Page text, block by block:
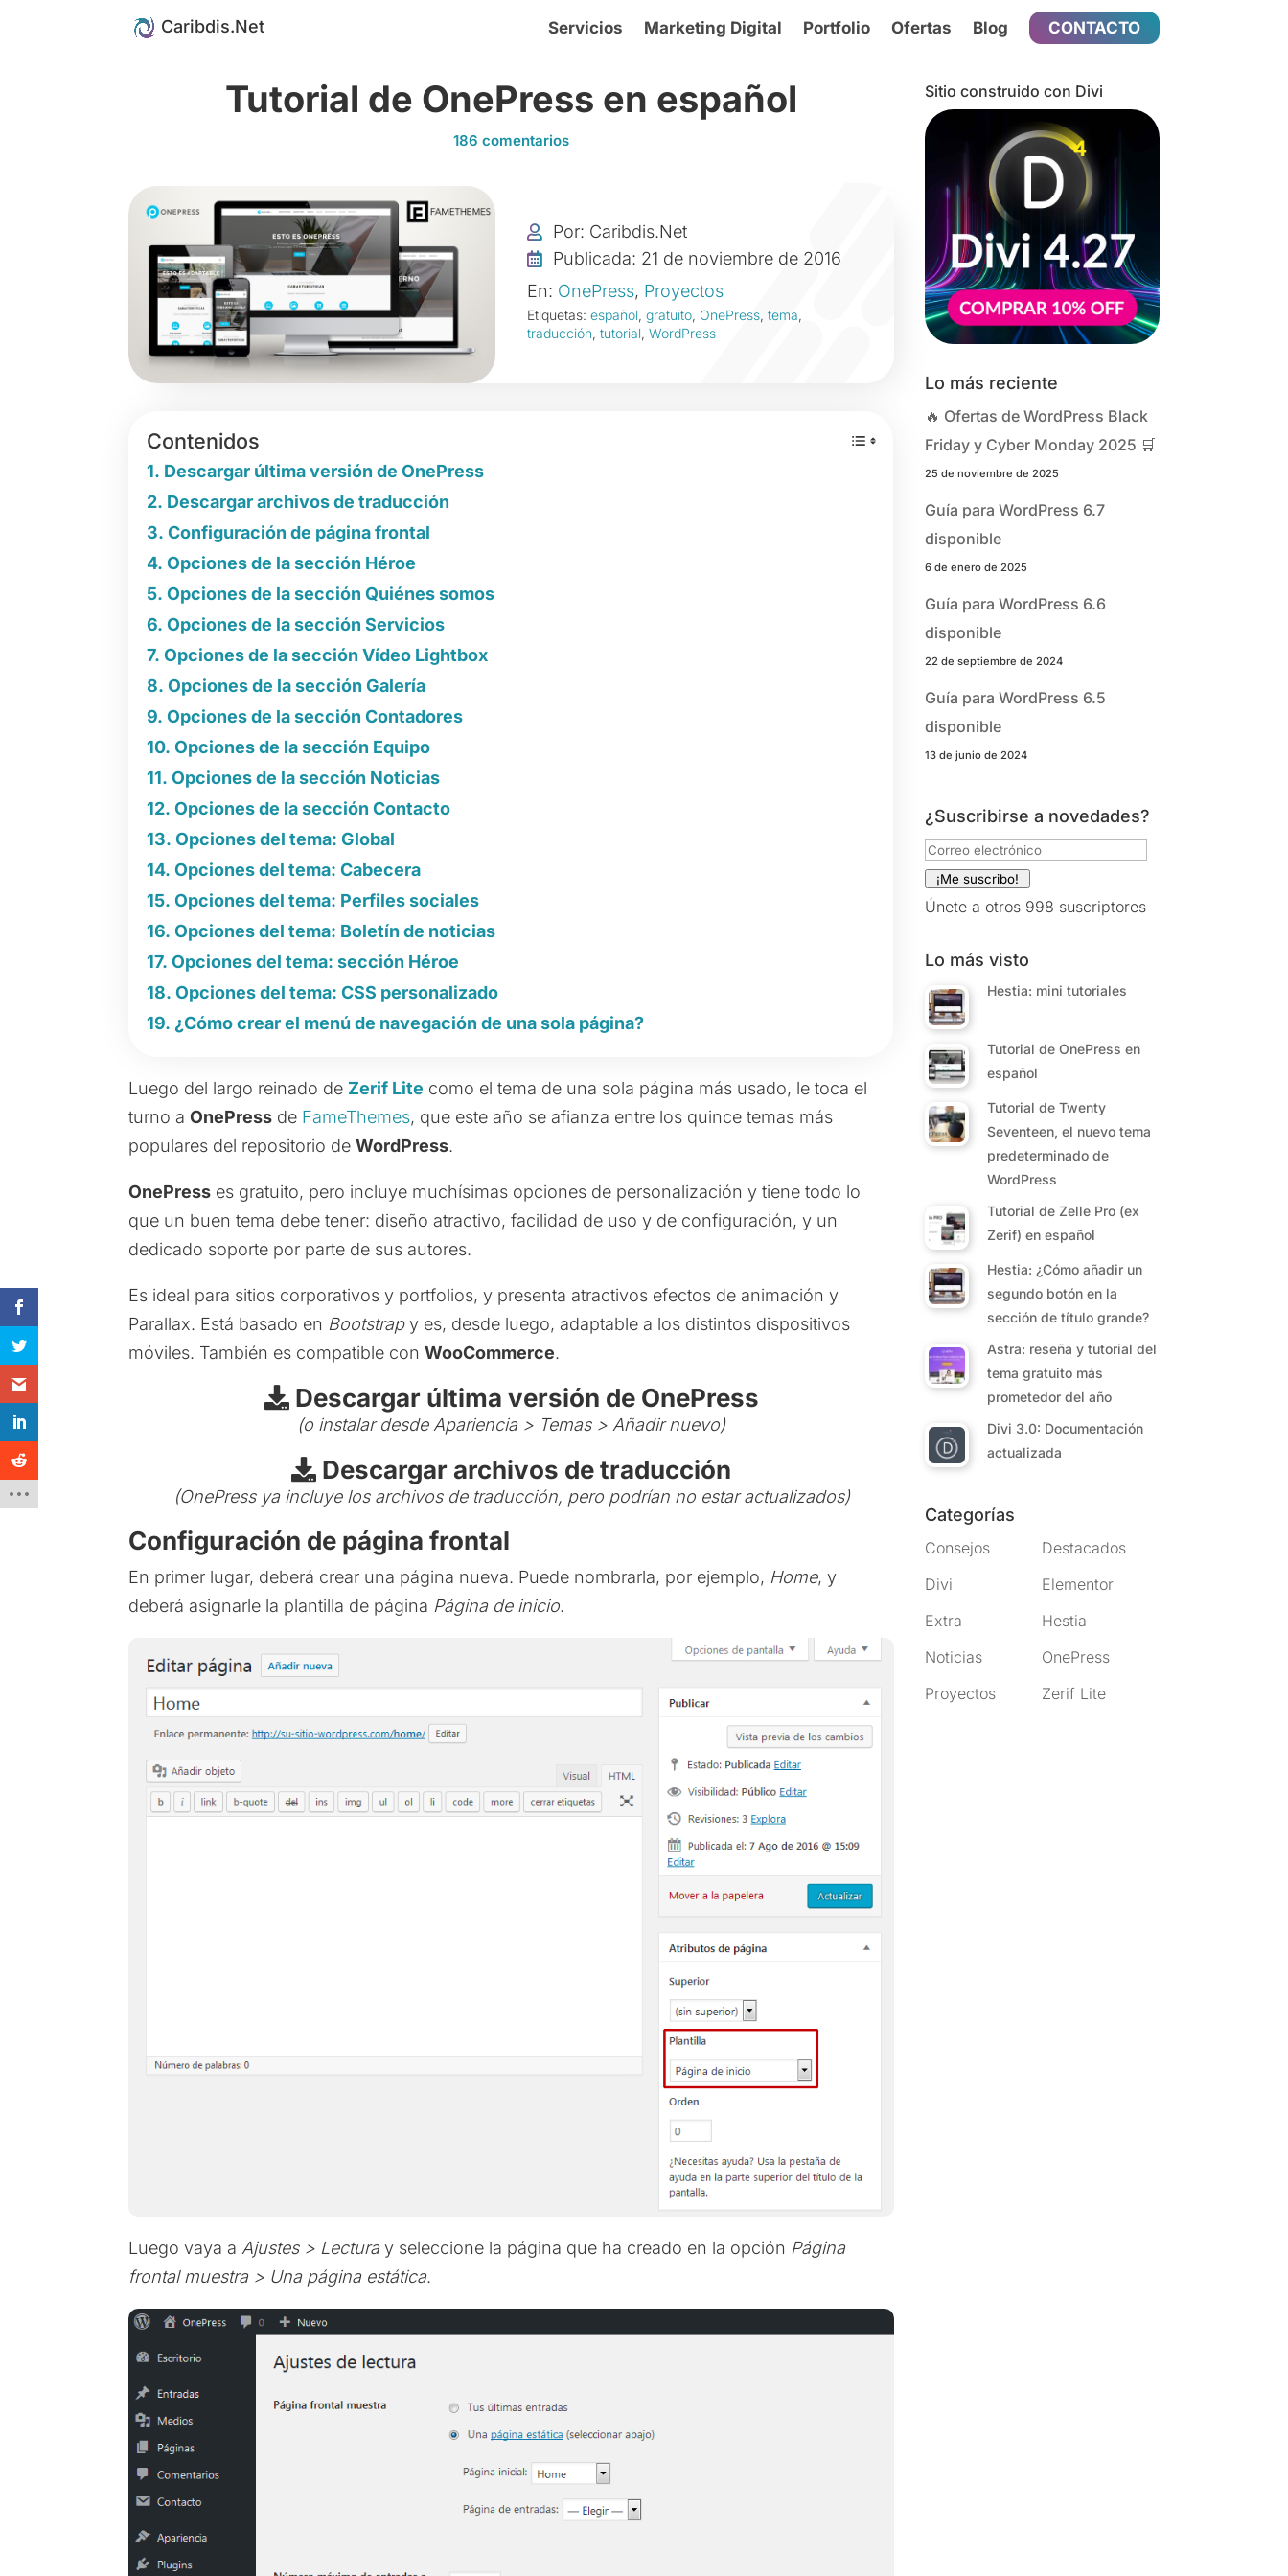
Servicios Marketing Digital Portfolio Ofertas Blog CONTACTO
Tutorial de OnePress en español
186 comentarios
 Por: Caribdis.Net

Publicada: 21 de noviembre de 2016
En: OnePress, Proyectos
Etiquetas: español, gratuito, OnePress, tema,
traducción, tutorial, WordPress
Contenidos
Descargar última versión de OnePress
Descargar archivos de traducción
Configuración de página frontal
Opciones de la sección Héroe
Opciones de la sección Quiénes somos
Opciones de la sección Servicios
Opciones de la sección Vídeo Lightbox
Opciones de la sección Galería
Opciones de la sección Contadores
Opciones de la sección Equipo
Opciones de la sección Noticias
Opciones de la sección Contacto
Opciones del tema: Global
Opciones del tema: Cabecera
Opciones del tema: Perfiles sociales
Opciones del tema: Boletín de noticias
Opciones del tema: sección Héroe
Opciones del tema: CSS personalizado
¿Cómo crear el menú de navegación de una sola página?
Luego del largo reinado de Zerif Lite como el tema de una sola página más usado, le toca el
turno aOnePress de FameThemes, que este año se afianza entre los quince temas más
populares del repositorio deWordPress.
OnePress es gratuito, pero incluye muchísimas opciones de personalización y tiene todo lo
que un buen tema debe tener: diseño atractivo, facilidad de uso y de configuración, y un
dedicado soporte por parte de sus autores.
Es ideal para sitios corporativos y portfolios, y presenta atractivos efectos de animación y
Parallax. Está basado en Bootstrapy es, desde luego, adaptable a los distintos dispositivos
móviles. También es compatible conWooCommerce.
Descargar última versión de OnePress
(o instalar desdeApariencia > Temas > Añadir nuevo)
Descargar archivos de traducción
(OnePress ya incluye los archivos de traducción, pero podrían no estar actualizados)
Configuración de página frontal
En primer lugar, deberá crear una página nueva. Puede nombrarla, por ejemplo, Home, y
deberá asignarle la plantilla de página Página de inicio.
Luego vaya a Ajustes > Lecturay seleccione la página que ha creado en la opción Página
frontal muestra > Una página estática.
Sitio construido con Divi
Lo más reciente
🔥 Ofertas de WordPress Black
Friday y Cyber Monday 2025 🛒
25 de noviembre de 2025
Guía para WordPress 6.7
disponible
6 de enero de 2025
Guía para WordPress 6.6
disponible
22 de septiembre de 2024
Guía para WordPress 6.5
disponible
13 de junio de 2024
¿Suscribirse a novedades?
Correo
electrónico
¡Me suscribo!
Únete a otros 998 suscriptores
Lo más visto
Hestia: mini tutoriales
Tutorial de OnePress en
español
Tutorial de Twenty
Seventeen, el nuevo tema
predeterminado de
WordPress
Tutorial de Zelle Pro (ex
Zerif) en español
Hestia: ¿Cómo añadir un
segundo botón en la
sección de título grande?
Astra: reseña y tutorial del
tema gratuito más
prometedor del año
Divi 3.0: Documentación
actualizada
Categorías
Consejos
Destacados
Divi
Elementor
Extra
Hestia
Noticias
OnePress
Proyectos
Zerif Lite